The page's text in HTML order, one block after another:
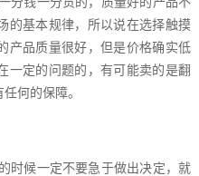
的基本规律，所以说在选择触摸
产品质量很好，但是价格确实低
一定的问题的，有可能卖的是翻
何的保障。
时候一定不要急于做出决定，就